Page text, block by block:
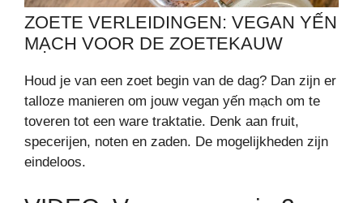
ZOETE VERLEIDINGEN: VEGAN YẾN
MẠCH VOOR DE ZOETEKAUW
Houd je van een zoet begin van de dag? Dan zijn er
talloze manieren om jouw vegan yến mạch om te
toveren tot een ware traktatie. Denk aan fruit,
specerijen, noten en zaden. De mogelijkheden zijn
eindeloos.